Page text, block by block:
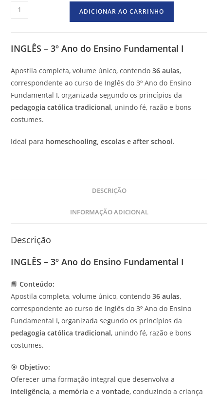
ADICIONAR AO CARRINHO
INGLÊS – 3º Ano do Ensino Fundamental I
Apostila completa, volume único, contendo36 aulas,
correspondente ao curso de Inglês do 3º Ano do Ensino
Fundamental I, organizada segundo os princípios da
pedagogia católica tradicional, unindo fé, razão e bons
costumes.
Ideal para homeschooling, escolas e after school.
DESCRIÇÃO
INFORMAÇÃO ADICIONAL
Descrição
INGLÊS – 3º Ano do Ensino Fundamental I
📘Conteúdo:
Apostila completa, volume único, contendo36 aulas,
correspondente ao curso de Inglês do 3º Ano do Ensino
Fundamental I, organizada segundo os princípios da
pedagogia católica tradicional, unindo fé, razão e bons
costumes.
🎯Objetivo:
Oferecer uma formação integral que desenvolva a
inteligência, a memória e avontade, conduzindo a criança